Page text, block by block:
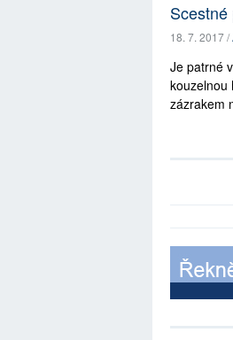
18. 7. 2017 /
Je patrné
kouzelnou
zázrakem